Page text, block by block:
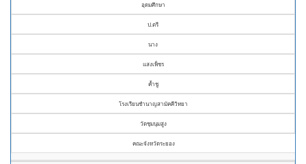
อุดมศึกษา
ป.ตรี
นาง
แสงเพ็ชร
ค้ำชู
โรงเรียนชำนาญสามัคคีวิทยา
วัดชุมนุมสูง
คณะจังหวัดระยอง